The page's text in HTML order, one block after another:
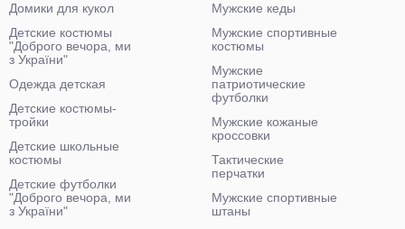
Домики для кукол
Детские костюмы
"Доброго вечора, ми
з України"
Одежда детская
Детские костюмы-
тройки
Детские школьные
костюмы
Детские футболки
"Доброго вечора, ми
з України"
Мужские кеды
Мужские спортивные
костюмы
Мужские
патриотические
футболки
Мужские кожаные
кроссовки
Тактические
перчатки
Мужские спортивные
штаны